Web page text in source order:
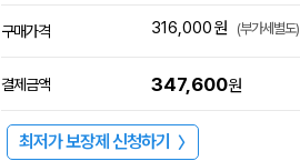
구매가격 316,000원 (부가세별도)
결제금액 347,600원
최저가 보장제 신청하기 〉